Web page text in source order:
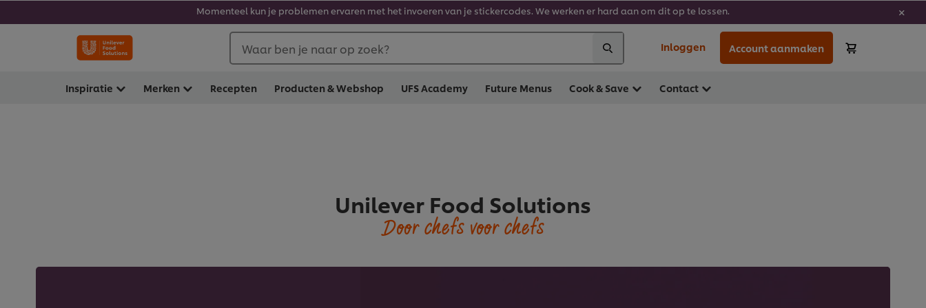
Momenteel kun je problemen ervaren met het invoeren van je stickercodes. We werken er hard aan om dit op te lossen.
Waar ben je naar op zoek? Inloggen Account aanmaken
Inspiratie Merken Recepten Producten & Webshop UFS Academy Future Menus Cook & Save Contact
Unilever Food Solutions
Door chefs voor chefs